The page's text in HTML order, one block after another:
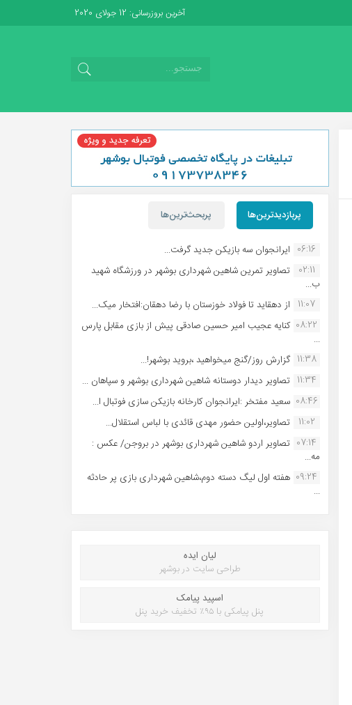
آخرین بروزرسانی: 12 جولای 2020
پربازدیدترین‌ها پربحث‌ترین‌ها
06:16 ایرانجوان سه بازیکن جدید گرفت...
02:11
تصاویر تمرین شاهین شهردارى بوشهر در ورزشگاه شهید
ب...
11:07 از دهقاید تا فولاد خوزستان با رضا دهقان:افتخار میک...
08:22 کنایه عجیب امیر حسین صادقی پیش از بازی مقابل پارس
...
11:38 گزارش روز/گنج میخواهید ،بروید بوشهر!...
11:34 تصاویر دیدار دوستانه شاهین شهردارى بوشهر و سپاهان ...
08:46 سعید مفتخر :ایرانجوان کارخانه بازیکن سازی فوتبال ا...
11:02
تصاویر،اولین حضور مهدی قائدی با لباس استقلال...
07:14 تصاویر اردو شاهین شهرداری بوشهر در بروجن/ عکس :
مه...
09:24 هفته اول لیگ دسته دوم،شاهین شهرداری بازی پر حادثه
...
لیان ایده
طراحی سایت در بوشهر
اسپید پیامک
پنل پیامکی با ۹۵٪ تخفیف خرید پنل